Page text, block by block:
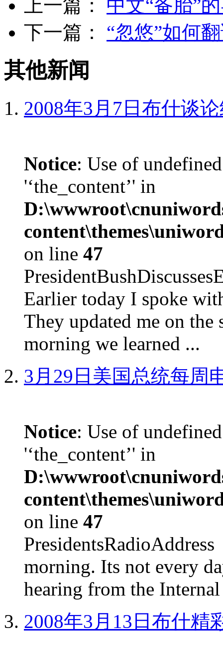
上一篇： 中文“备胎”
下一篇： “忽悠”如何
其他新闻
2008年3月7日布什谈
Notice: Use of
'‘the_content’' in
on line 47
Earlier today I spoke
They updated me on the
morning we learned ...
3月29日美国总统每周
Notice: Use of
'‘the_content’' in
on line 47
morning. Its not every
hearing from the
2008年3月13日布什精